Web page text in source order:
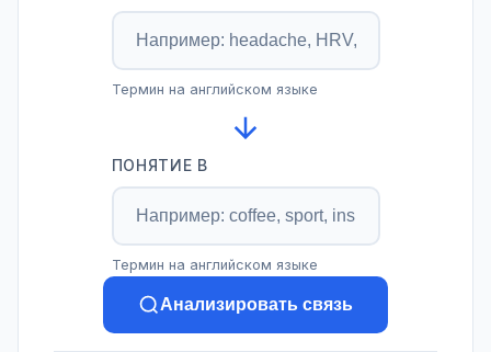
Термин на английском языке
ПОНЯТИЕ B
Термин на английском языке
Анализировать связь